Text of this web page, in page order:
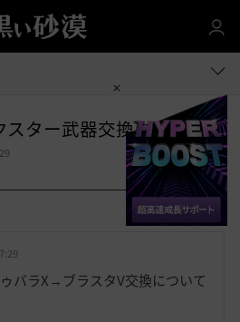
ター武器交換について
お
入
共有する
バラX→ブラスタV交換について